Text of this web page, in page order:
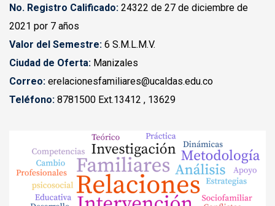
No. Registro Calificado: 24322 de 27 de diciembre de
2021 por 7 años
Valor del Semestre: 6 S.M.L.M.V.
Ciudad de Oferta: Manizales
Correo: erelacionesfamiliares@ucaldas.edu.co
Teléfono: 8781500 Ext.13412 , 13629